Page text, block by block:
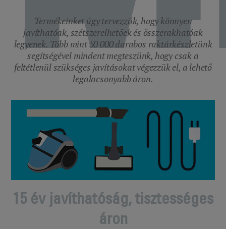
Termékeinket úgy tervezzük, hogy könnyen
javíthatóak, szétszerelhetőek és összerakhatóak
legyenek. Több mint 50 000 darabos raktárkészletünk
segítségével mindent megteszünk, hogy csak a
feltétlenül szükséges javításokat végezzük el, a lehető
legalacsonyabb áron.
15 év javíthatóság, tisztességes
áron